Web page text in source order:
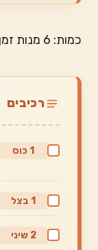
כמות: 6 מנות זמן הכנה:שעה הכנה
רכיבים
1 כוס
1 בצל
2 שיני